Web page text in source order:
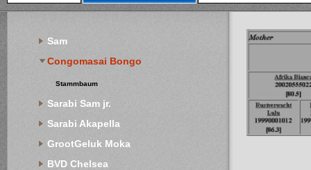
Sam
Congomasai Bongo
Stammbaum
Sarabi Sam jr.
Sarabi Akapella
GrootGeluk Moka
BVD Chelsea